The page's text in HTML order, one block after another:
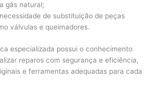
gás natural;
de substituição de peças
válvulas e queimadores.
especializada possui o conhecimento
reparos com segurança e eficiência,
e ferramentas adequadas para cada